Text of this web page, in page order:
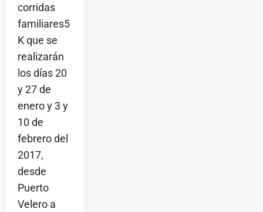
corridas
familiares5
K que se
realizarán
los días 20
y 27 de
enero y 3 y
10 de
febrero del
2017,
desde
Puerto
Velero a